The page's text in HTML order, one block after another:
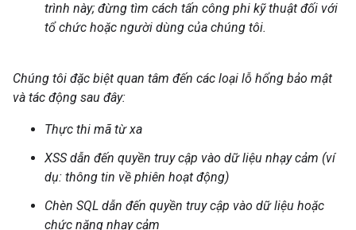
trình này; đừng tìm cách tấn công phi kỹ thuật đối với
tổ chức hoặc người dùng của chúng tôi.
Chúng tôi đặc biệt quan tâm đến các loại lỗ hổng bảo mật
và tác động sau đây:
Thực thi mã từ xa
XSS dẫn đến quyền truy cập vào dữ liệu nhạy cảm (ví
dụ: thông tin về phiên hoạt động)
Chèn SQL dẫn đến quyền truy cập vào dữ liệu hoặc
chức năng nhạy cảm